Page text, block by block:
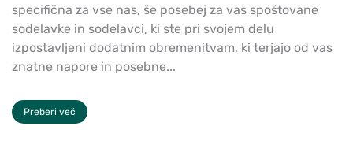
specifična za vse nas, še posebej za vas spoštovane
sodelavke in sodelavci, ki ste pri svojem delu
izpostavljeni dodatnim obremenitvam, ki terjajo od vas
znatne napore in posebne...
Preberi več